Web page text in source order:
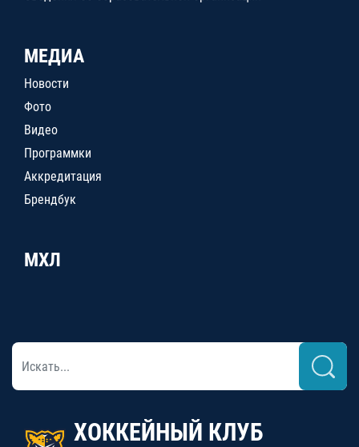
МЕДИА
Новости
Фото
Видео
Программки
Аккредитация
Брендбук
МХЛ
ХОККЕЙНЫЙ КЛУБ